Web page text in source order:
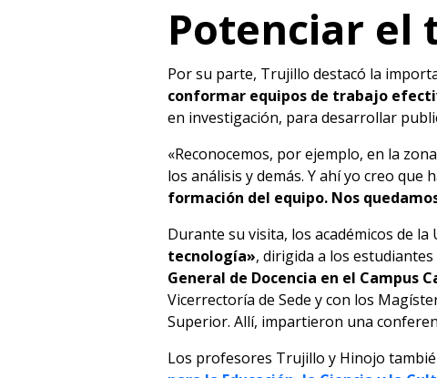
Potenciar el
Por su parte, Trujillo destacó la
conformar equipos de trabajo
en investigación, para desarrollar
«Reconocemos, por ejemplo, en la
los análisis y demás. Y ahí yo creo
formación del equipo. Nos
Durante su visita, los académicos de
tecnología», dirigida a los
General de Docencia en el Campus
Vicerrectoría de Sede y con los
Superior. Allí, impartieron una
Los profesores Trujillo y Hinojo